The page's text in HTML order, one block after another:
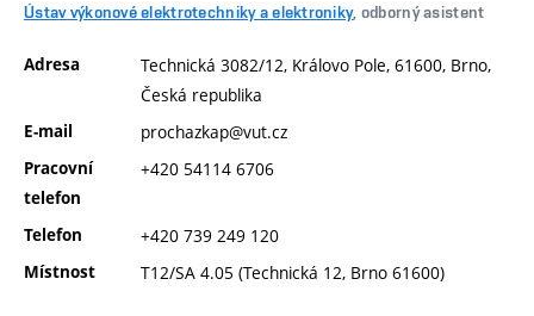
Ústav výkonové elektrotechniky a elektroniky, odborný asistent
Adresa
Technická 3082/12, Královo Pole, 61600, Brno,
Česká republika
E-mail prochazkap@vut.cz
Pracovní
telefon
+420 54114 6706
Telefon +420 739 249 120
Místnost T12/SA 4.05 (Technická 12, Brno 61600)